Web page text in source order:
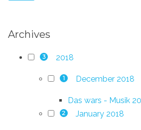
Archives
3 2018
1 December 2018
Das wars - Musik
2 January 2018